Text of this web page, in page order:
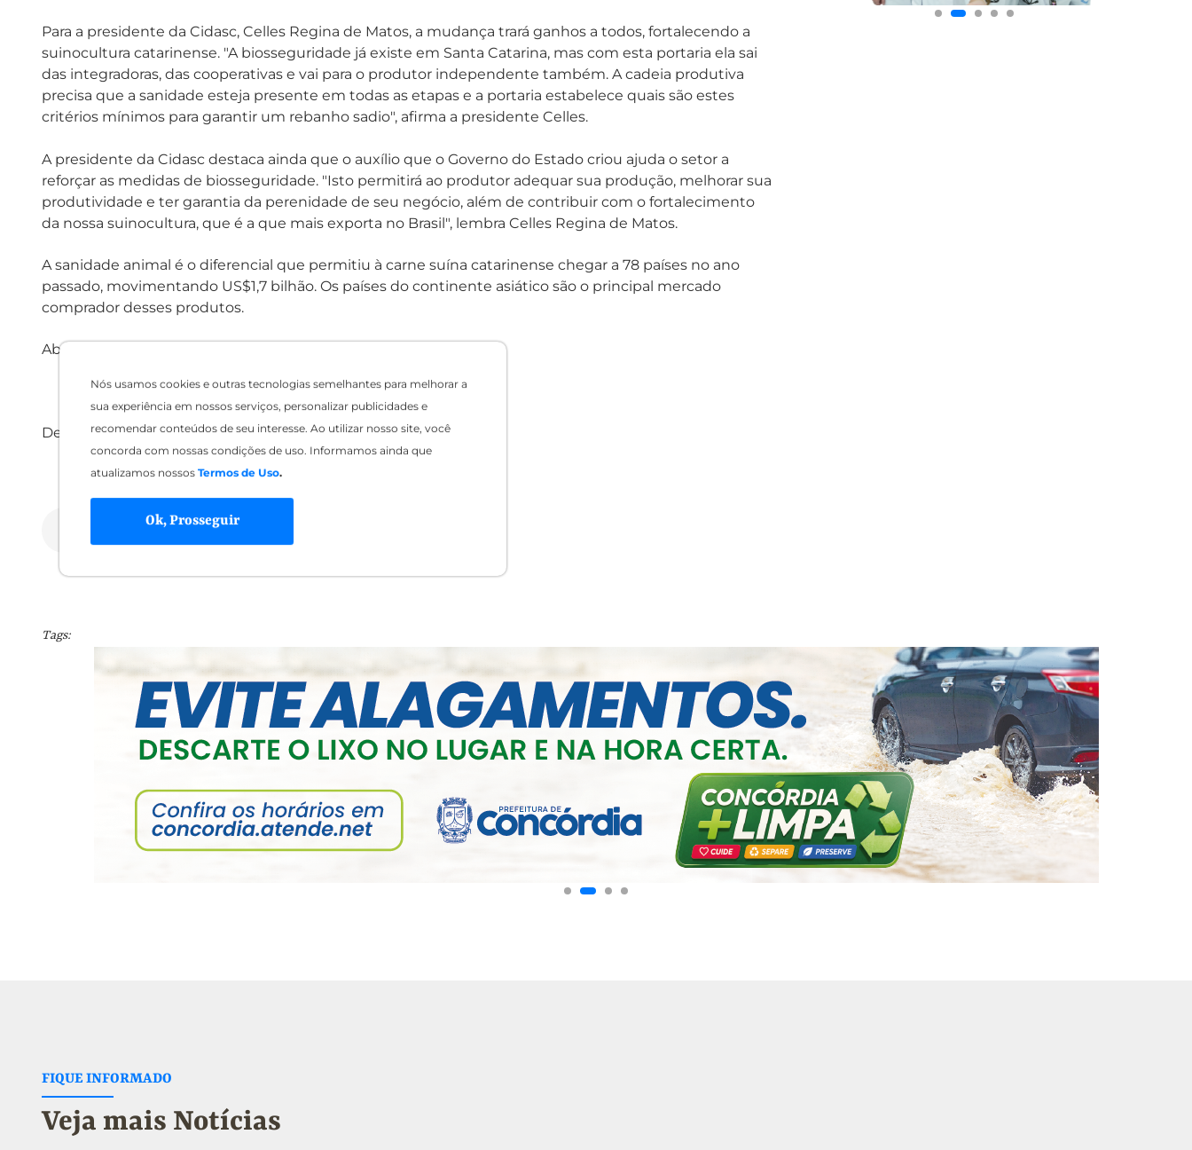
Nós usamos cookies e outras tecnologias semelhantes para melhorar a
sua experiência em nossos serviços, personalizar publicidades e
recomendar conteúdos de seu interesse. Ao utilizar nosso site, você
concorda com nossas condições de uso. Informamos ainda que
atualizamos nossosTermos de Uso.
Ok, Prosseguir
Para a presidente da Cidasc, Celles Regina de Matos, a mudança trará ganhos a todos, fortalecendo a
suinocultura catarinense. "A biosseguridade já existe em Santa Catarina, mas com esta portaria ela sai
das integradoras, das cooperativas e vai para o produtor independente também. A cadeia produtiva
precisa que a sanidade esteja presente em todas as etapas e a portaria estabelece quais são estes
critérios mínimos para garantir um rebanho sadio", afirma a presidente Celles.
A presidente da Cidasc destaca ainda que o auxílio que o Governo do Estado criou ajuda o setor a
reforçar as medidas de biosseguridade. "Isto permitirá ao produtor adequar sua produção, melhorar sua
produtividade e ter garantia da perenidade de seu negócio, além de contribuir com o fortalecimento
da nossa suinocultura, que é a que mais exporta no Brasil", lembra Celles Regina de Matos.
A sanidade animal é o diferencial que permitiu à carne suína catarinense chegar a 78 países no ano
passado, movimentando US$1,7 bilhão. Os países do continente asiático são o principal mercado
comprador desses produtos.
Abra, abaixo, a Portaria.
Denise De Rocchi/Assessoria de Comunicação - Cidasc
Portaria-SAPE-50-2025-assinada.pdf
Tags:
FIQUE INFORMADO
Veja mais Notícias